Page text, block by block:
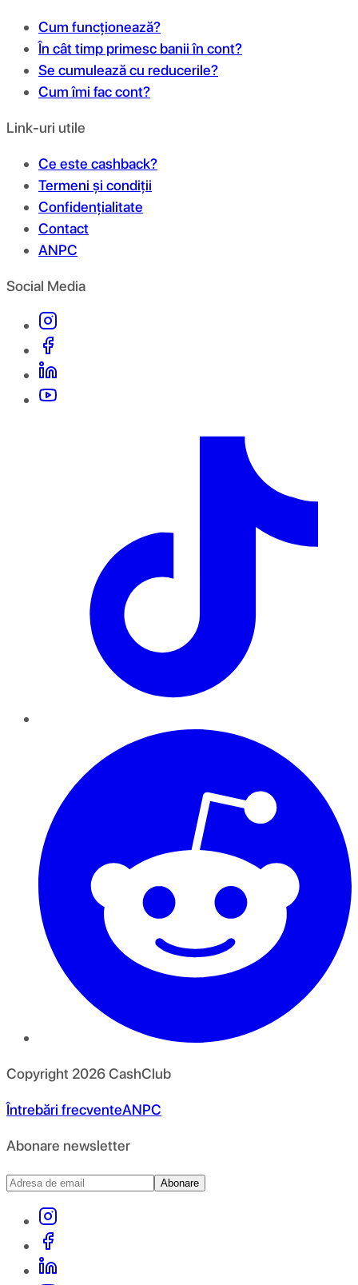
Cum funcționează?
În cât timp primesc banii în cont?
Se cumulează cu reducerile?
Cum îmi fac cont?
Link-uri utile
Ce este cashback?
Termeni și condiții
Confidențialitate
Contact
ANPC
Social Media
Copyright 2026CashClub
Întrebări frecventeANPC
Abonare newsletter
Abonare